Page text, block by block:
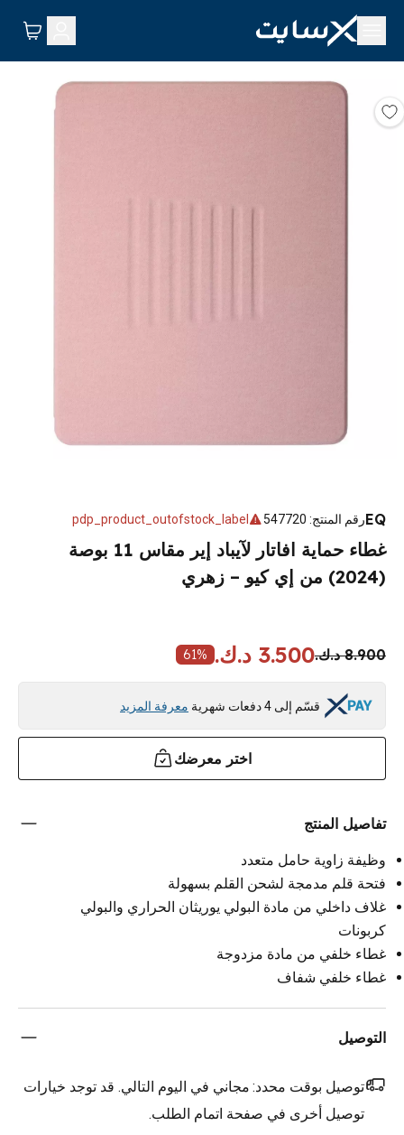
EQرقم المنتج:
547720
pdp_product_outofstock_label
غطاء حماية افاتار لآيباد إير مقاس 11 بوصة
(2024) من إي كيو – زهري
8.900 د.ك. 3.500 د.ك. 61%
قسّم إلى 4 دفعات شهرية معرفة المزيد
اختر معرضك
تفاصيل المنتج
وظيفة زاوية حامل متعدد
فتحة قلم مدمجة لشحن القلم بسهولة
غلاف داخلي من مادة البولي يوريثان الحراري والبولي
كربونات
غطاء خلفي من مادة مزدوجة
غطاء خلفي شفاف
التوصيل
توصيل بوقت محدد: مجاني في اليوم التالي. قد توجد خيارات
توصيل أخرى في صفحة اتمام الطلب.